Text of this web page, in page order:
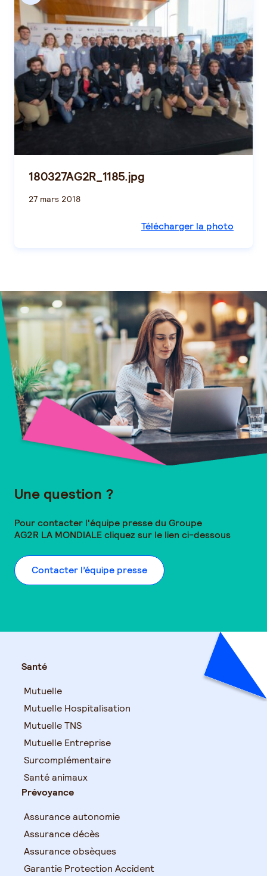
180327AG2R_1185.jpg
27 mars 2018
Télécharger la photo
Une question ?
Pour contacter l'équipe presse du Groupe
AG2R LA MONDIALEcliquez sur le lien ci-dessous
Contacter l’équipe presse
Santé
Mutuelle
Mutuelle Hospitalisation
Mutuelle TNS
Mutuelle Entreprise
Surcomplémentaire
Santé animaux
Prévoyance
Assurance autonomie
Assurance décès
Assurance obsèques
Garantie Protection Accident